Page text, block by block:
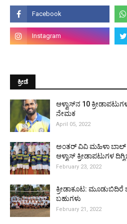
ಕ್ರೀಡೆ
ಆಳ್ವಾಸ್‌ನ 10
ನೇಮಕ
April 05, 2022
ಅಂತರ್ ವಿವಿ ಮಹಿಳಾ ಬಾಲ್
ಆಳ್ವಾಸ್ ಕ್ರೀಡಾಪಟುಗಳ
February 23, 2022
ಕ್ರೀಡಾಕೂಟ:
ಬಹುಗಳು
February 21, 2022